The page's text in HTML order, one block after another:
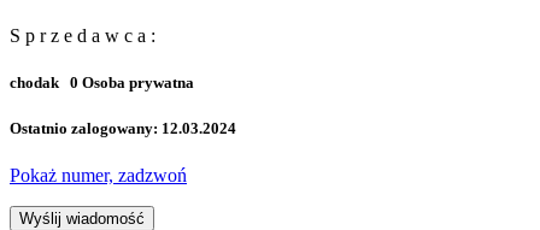
S p r z e d a w c a :
chodak 0 Osoba prywatna
Ostatnio zalogowany: 12.03.2024
Pokaż numer, zadzwoń
Wyślij wiadomość